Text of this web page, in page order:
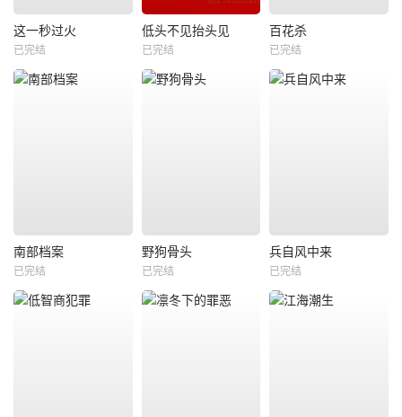
这一秒过火
已完结
低头不见抬头见
已完结
百花杀
已完结
南部档案
已完结
野狗骨头
已完结
兵自风中来
已完结